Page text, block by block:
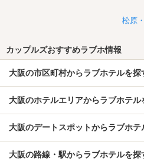
松原
カップルズおすすめラブホ情報
大阪の市区町村からラブホテルを探
大阪のホテルエリアからラブホテル
大阪のデートスポットからラブホテ
大阪の路線・駅からラブホテルを探